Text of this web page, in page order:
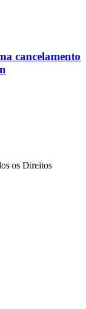
cancelamento
os Direitos